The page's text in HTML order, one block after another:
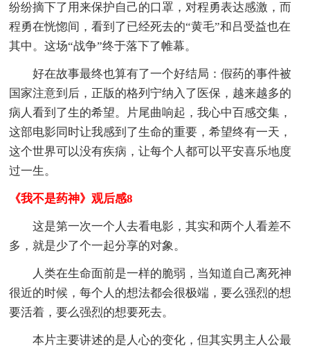
纷纷摘下了用来保护自己的口罩，对程勇表达感激，而
程勇在恍惚间，看到了已经死去的“黄毛”和吕受益也在
其中。这场“战争”终于落下了帷幕。
好在故事最终也算有了一个好结局：假药的事件被
国家注意到后，正版的格列宁纳入了医保，越来越多的
病人看到了生的希望。片尾曲响起，我心中百感交集，
这部电影同时让我感到了生命的重要，希望终有一天，
这个世界可以没有疾病，让每个人都可以平安喜乐地度
过一生。
《我不是药神》观后感8
这是第一次一个人去看电影，其实和两个人看差不
多，就是少了个一起分享的对象。
人类在生命面前是一样的脆弱，当知道自己离死神
很近的时候，每个人的想法都会很极端，要么强烈的想
要活着，要么强烈的想要死去。
本片主要讲述的是人心的变化，但其实男主人公最